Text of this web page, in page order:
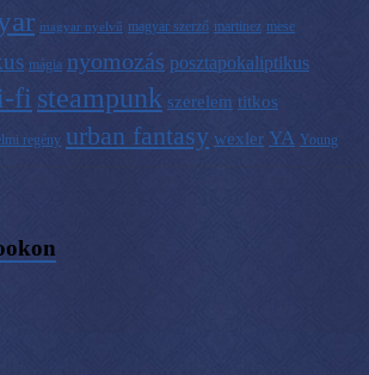
magyar nyelvű magyar szerző martinez mese
mágia nyomozás posztapokaliptikus
fi steampunk szerelem titkos
regény urban fantasy wexler YA Young